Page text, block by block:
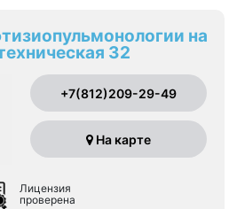
на
32
+7(812)209-29-49
На карте
Лицензия
проверена